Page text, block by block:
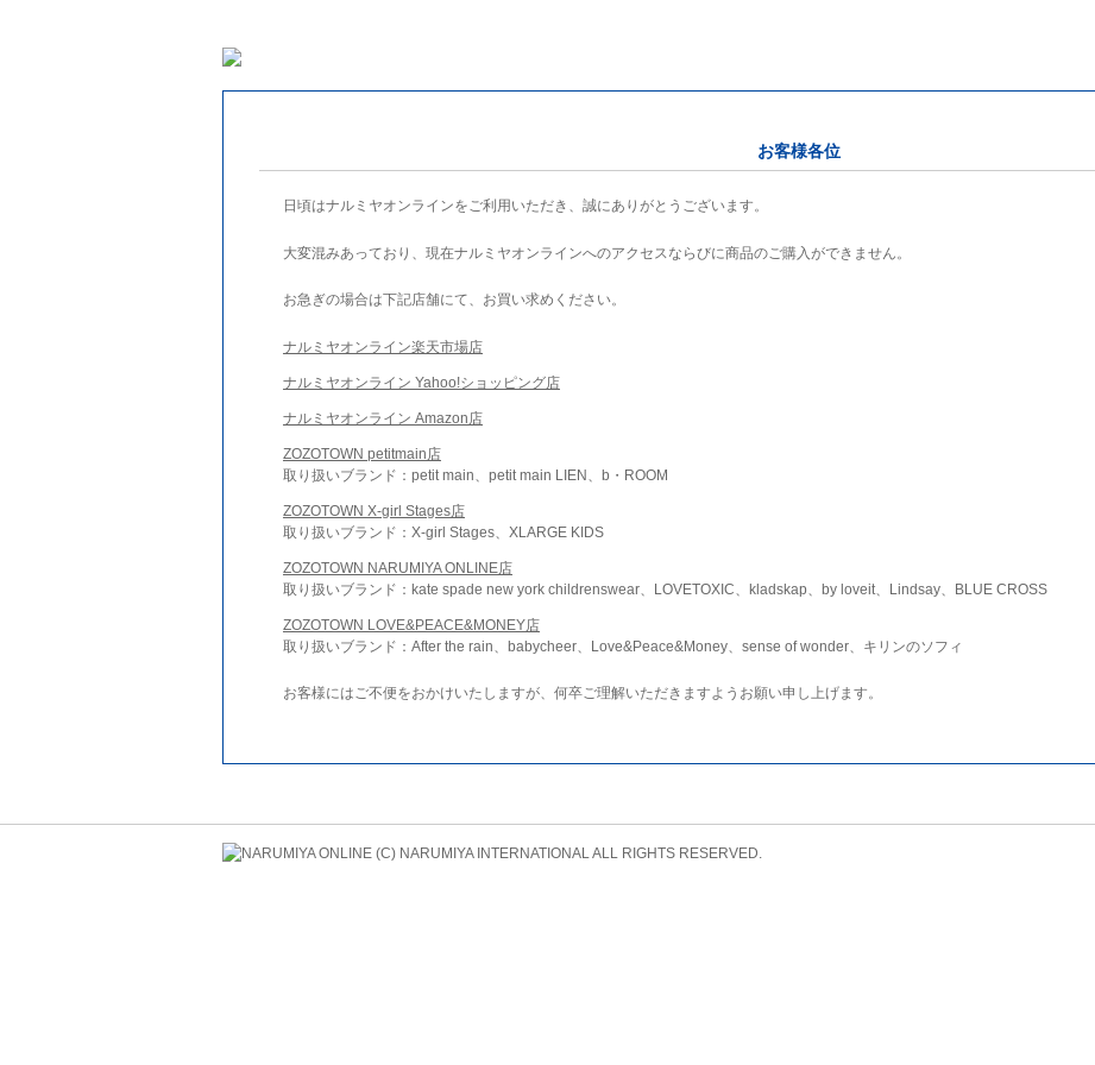
お客様各位
日頃はナルミヤオンラインをご利用いただき、誠にありがとうございます。
大変混みあっており、現在ナルミヤオンラインへのアクセスならびに商品のご購入ができません。
お急ぎの場合は下記店舗にて、お買い求めください。
ナルミヤオンライン楽天市場店
ナルミヤオンライン Yahoo!ショッピング店
ナルミヤオンライン Amazon店
ZOZOTOWN petitmain店
取り扱いブランド：petit main、petit main LIEN、b・ROOM
ZOZOTOWN X-girl Stages店
取り扱いブランド：X-girl Stages、XLARGE KIDS
ZOZOTOWN NARUMIYA ONLINE店
取り扱いブランド：kate spade new york childrenswear、LOVETOXIC、kladskap、by loveit、Lindsay、BLUE CROSS
ZOZOTOWN LOVE&PEACE&MONEY店
取り扱いブランド：After the rain、babycheer、Love&Peace&Money、sense of wonder、キリンのソフィ
お客様にはご不便をおかけいたしますが、何卒ご理解いただきますようお願い申し上げます。